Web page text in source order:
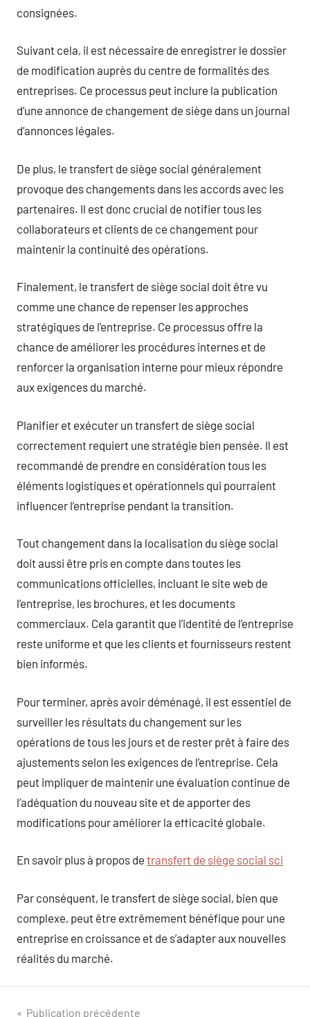
consignées.
Suivant cela, il est nécessaire de enregistrer le dossier
de modification auprès du centre de formalités des
entreprises. Ce processus peut inclure la publication
d’une annonce de changement de siège dans un journal
d’annonces légales.
De plus, le transfert de siège social généralement
provoque des changements dans les accords avec les
partenaires. Il est donc crucial de notifier tous les
collaborateurs et clients de ce changement pour
maintenir la continuité des opérations.
Finalement, le transfert de siège social doit être vu
comme une chance de repenser les approches
stratégiques de l’entreprise. Ce processus offre la
chance de améliorer les procédures internes et de
renforcer la organisation interne pour mieux répondre
aux exigences du marché.
Planifier et exécuter un transfert de siège social
correctement requiert une stratégie bien pensée. Il est
recommandé de prendre en considération tous les
éléments logistiques et opérationnels qui pourraient
influencer l’entreprise pendant la transition.
Tout changement dans la localisation du siège social
doit aussi être pris en compte dans toutes les
communications officielles, incluant le site web de
l’entreprise, les brochures, et les documents
commerciaux. Cela garantit que l’identité de l’entreprise
reste uniforme et que les clients et fournisseurs restent
bien informés.
Pour terminer, après avoir déménagé, il est essentiel de
surveiller les résultats du changement sur les
opérations de tous les jours et de rester prêt à faire des
ajustements selon les exigences de l’entreprise. Cela
peut impliquer de maintenir une évaluation continue de
l’adéquation du nouveau site et de apporter des
modifications pour améliorer la efficacité globale.
En savoir plus à propos de transfert de siège social sci
Par conséquent, le transfert de siège social, bien que
complexe, peut être extrêmement bénéfique pour une
entreprise en croissance et de s’adapter aux nouvelles
réalités du marché.
Publication précédente